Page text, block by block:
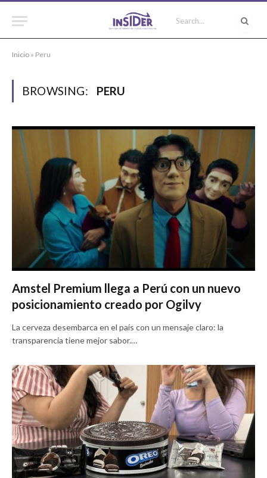
Inicio » Peru
BROWSING: PERU
Amstel Premium llega a Perú con un nuevo
posicionamiento creado por Ogilvy
La cerveza desembarca en el país con un mensaje claro: la
transparencia tiene mejor sabor.…